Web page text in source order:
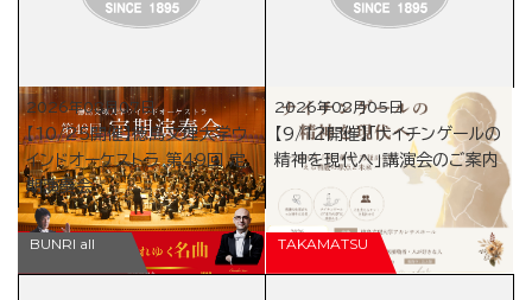
2026年08月07日
【10/25開催】徳島文理大学ウ
インドオーケストラ 第49回 定
期演奏会
2026年08月05日
【9/12開催】「ナイチンゲールの
精神を現代へ」講演会のご案内